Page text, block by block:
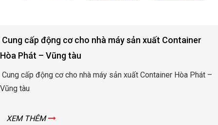
Động cơ nâng hạ cửa đập thủy lợi Rào Nam – Quảng
Bình
Động cơ nâng hạ cửa đập thủy lợi Rào Nam – Quảng Bình